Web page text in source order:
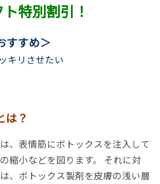
特別割引 ！
すすめ＞
キリさせたい
は？
、表情筋にボトックスを注入して
縮小などを図ります。 それに対
、ボトックス製剤を皮膚の浅い層